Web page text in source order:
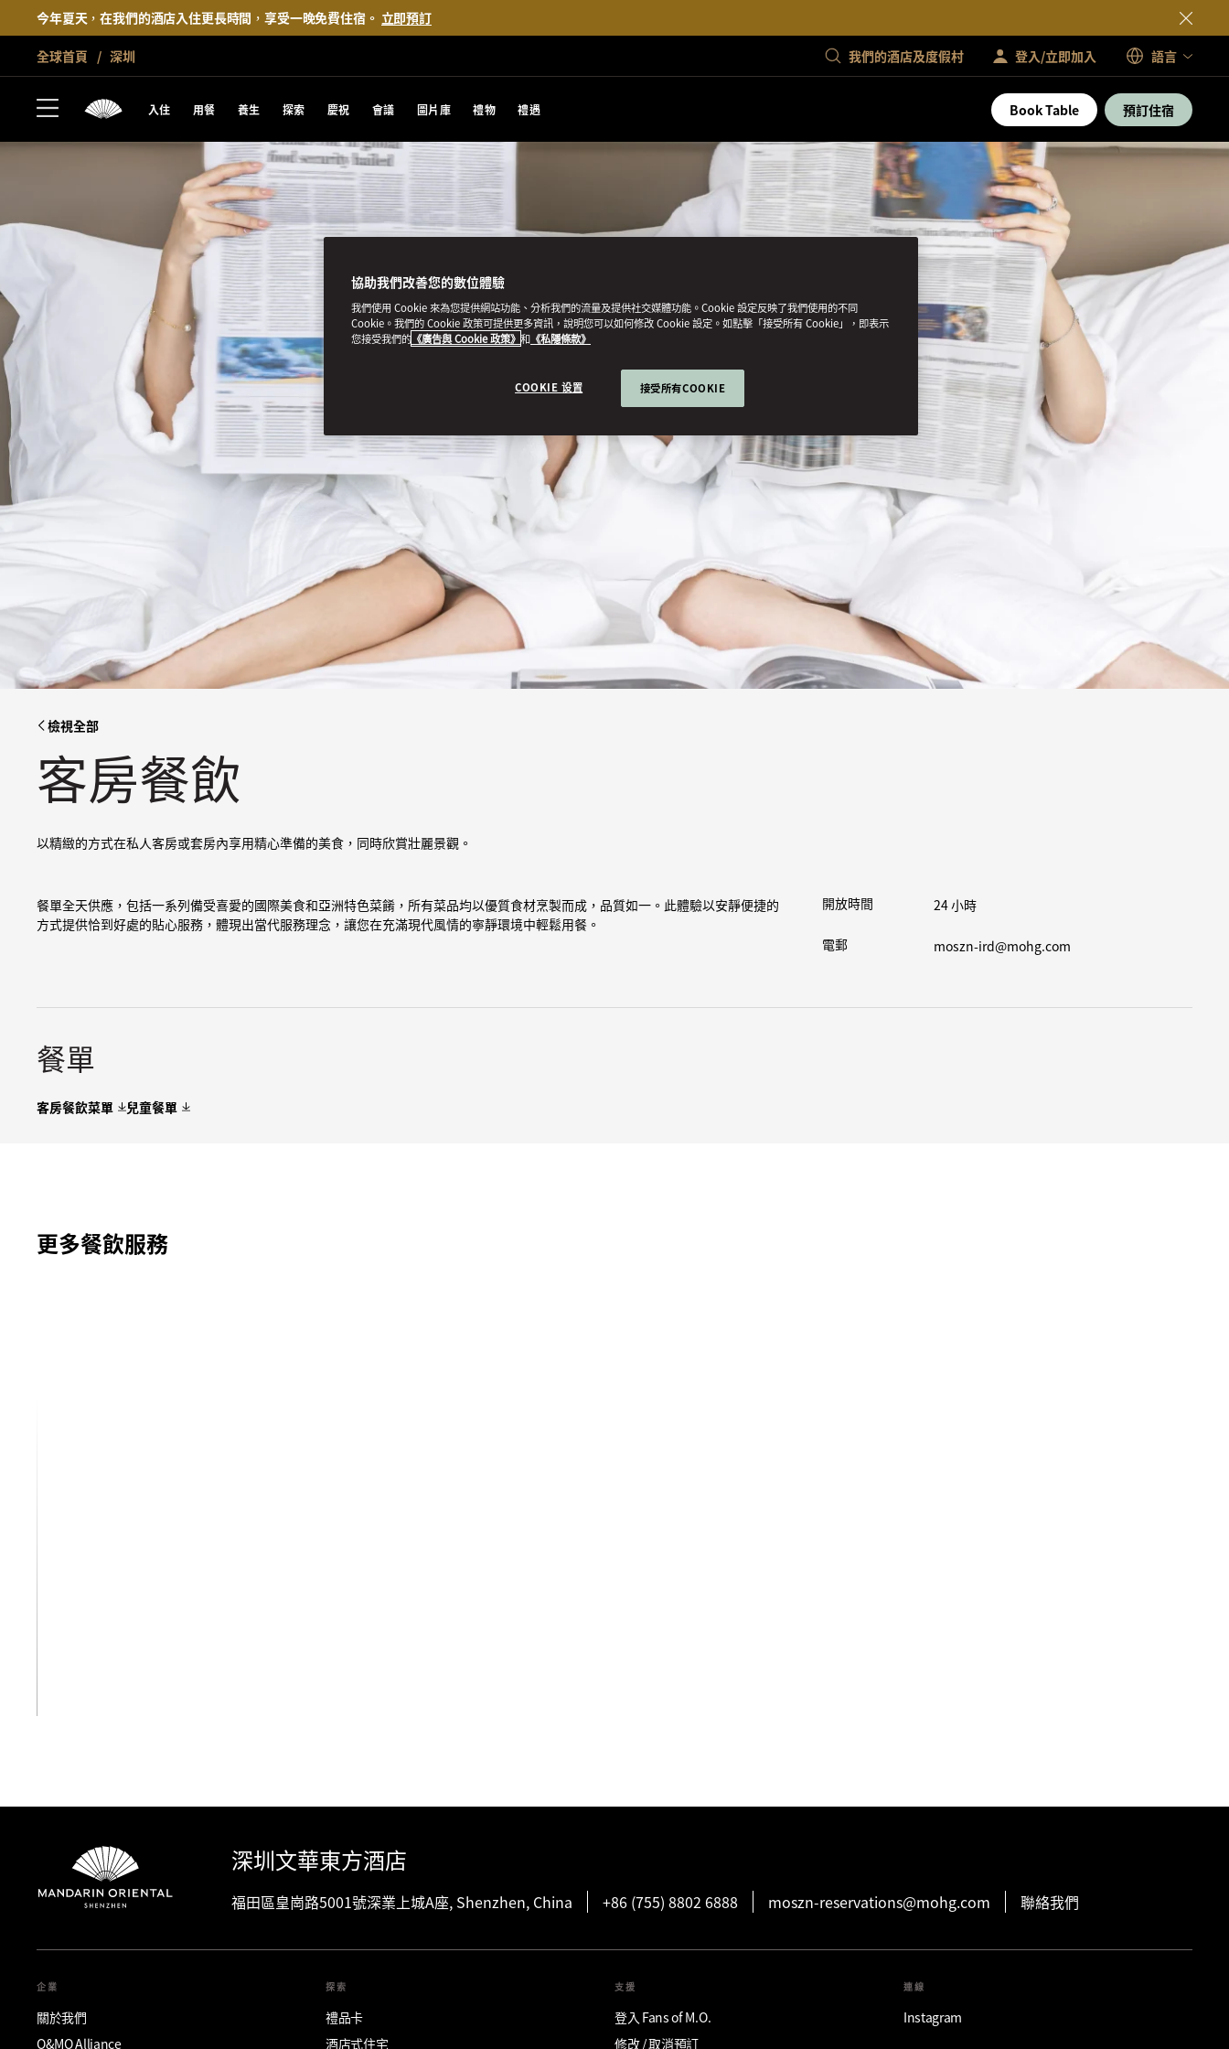
今年夏天，在我們的酒店入住更長時間，享受一晚免費住宿。 立即預訂
全球首頁 深圳 我們的酒店及度假村 登入/立即加入 語言
入住 用餐 養生 探索 慶祝 會議 圖片庫 禮物 禮遇 Book Table 預訂住宿
檢視全部
客房餐飲
以精緻的方式在私人客房或套房內享用精心準備的美食，同時欣賞壯麗景觀。
餐單全天供應，包括一系列備受喜愛的國際美食和亞洲特色菜餚，所有菜品均以優質食材烹製而成，品質如一。此體驗以安靜便捷的
方式提供恰到好處的貼心服務，體現出當代服務理念，讓您在充滿現代風情的寧靜環境中輕鬆用餐。
開放時間 24 小時
電郵 moszn-ird@mohg.com
餐單
客房餐飲菜單 兒童餐單
更多餐飲服務
深圳文華東方酒店
福田區皇崗路5001號深業上城A座, Shenzhen, China
+86 (755) 8802 6888 moszn-reservations@mohg.com 聯絡我們
企業
關於我們
O&MO Alliance
探索
禮品卡
酒店式住宅
支援
登入 Fans of M.O.
修改 / 取消預訂
連線
Instagram
協助我們改善您的數位體驗
我們使用 Cookie 來為您提供網站功能、分析我們的流量及提供社交媒體功能。Cookie 設定反映了我們使用的不同
Cookie。我們的 Cookie 政策可提供更多資訊，說明您可以如何修改 Cookie 設定。如點擊「接受所有 Cookie」，即表示
您接受我們的 《廣告與 Cookie 政策》 和 《私隱條款》
COOKIE 设置 接受所有COOKIE